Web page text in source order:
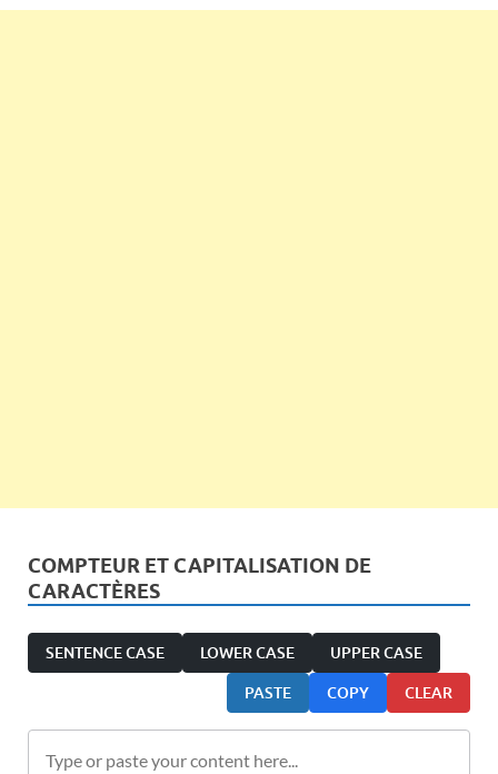
COMPTEUR ET CAPITALISATION DE
CARACTÈRES
SENTENCE CASE LOWER CASE UPPER CASE
PASTE COPY CLEAR